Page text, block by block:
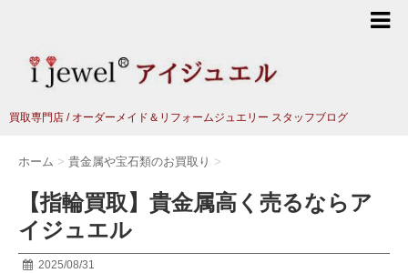
買取専門店 / オーダーメイド＆リフォームジュエリー スタッフブログ
ホーム > 貴金属や宝石類のお買取り >
【指輪買取】貴金属高く売るならア
イジュエル
2025/08/31